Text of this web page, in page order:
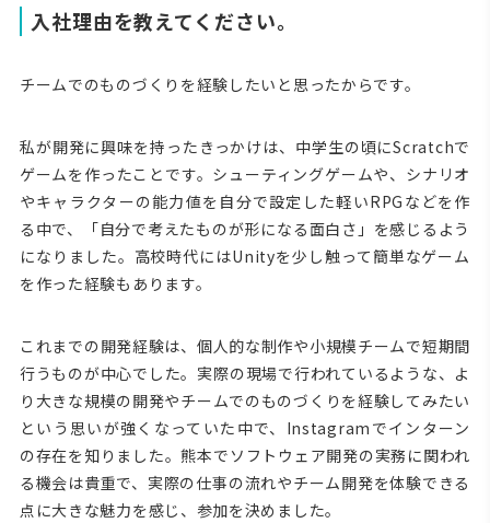
入社理由を教えてください。
チームでのものづくりを経験したいと思ったからです。
私が開発に興味を持ったきっかけは、中学生の頃にScratchで
ゲームを作ったことです。シューティングゲームや、シナリオ
やキャラクターの能力値を自分で設定した軽いRPGなどを作
る中で、「自分で考えたものが形になる面白さ」を感じるよう
になりました。高校時代にはUnityを少し触って簡単なゲーム
を作った経験もあります。
これまでの開発経験は、個人的な制作や小規模チームで短期間
行うものが中心でした。実際の現場で行われているような、よ
り大きな規模の開発やチームでのものづくりを経験してみたい
という思いが強くなっていた中で、Instagramでインターン
の存在を知りました。熊本でソフトウェア開発の実務に関われ
る機会は貴重で、実際の仕事の流れやチーム開発を体験できる
点に大きな魅力を感じ、参加を決めました。